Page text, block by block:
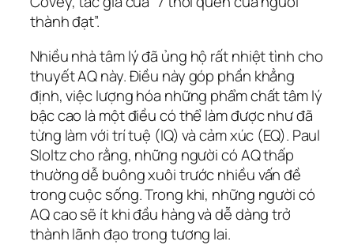
thành đạt”.
Nhiều nhà tâm lý đã ủng hộ rất nhiệt tình cho
thuyết AQ này. Điều này góp phần khẳng
định, việc lượng hóa những phẩm chất tâm lý
bậc cao là một điều có thể làm được như đã
từng làm với trí tuệ (IQ) và cảm xúc (EQ). Paul
Sloltz cho rằng, những người có AQ thấp
thường dễ buông xuôi trước nhiều vấn đề
trong cuộc sống. Trong khi, những người có
AQ cao sẽ ít khi đầu hàng và dễ dàng trở
thành lãnh đạo trong tương lai.